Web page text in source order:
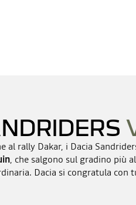
al rally Dakar, i Dacia
, che salgono sul gradino più
Dacia si congratula